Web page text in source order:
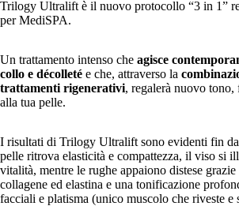
Trilogy Ultralift è il nuovo protocollo “3 in 1”
per MediSPA.
Un trattamento intenso che agisce
collo e décolleté e che, attraverso la
trattamenti rigenerativi, regalerà nuovo tono,
alla tua pelle.
I risultati di Trilogy Ultralift sono evidenti fin
pelle ritrova elasticità e compattezza, il viso si
vitalità, mentre le rughe appaiono distese
collagene ed elastina e una tonificazione
facciali e platisma (unico muscolo che riveste e